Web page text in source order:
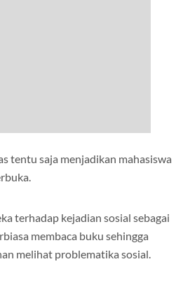
tentu saja menjadikan mahasiswa
terhadap kejadian sosial sebagai
membaca buku sehingga
melihat problematika sosial.